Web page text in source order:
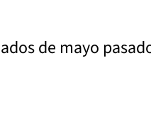
de mayo